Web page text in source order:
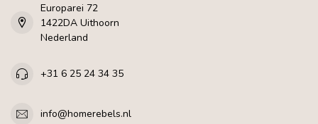
Europarei 72
1422DA Uithoorn
Nederland
+31 6 25 24 34 35
info@homerebels.nl